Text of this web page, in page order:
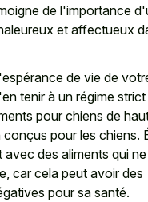
de l'importance
et affectueux
de vie de
tenir à un régime strict
pour chiens de
conçus pour les chiens.
des aliments qui
car cela peut avoir des
pour sa santé.